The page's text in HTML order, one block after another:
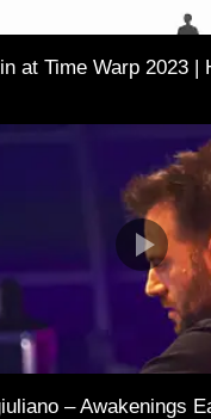
at Time Warp 2023 |
– Awakenings